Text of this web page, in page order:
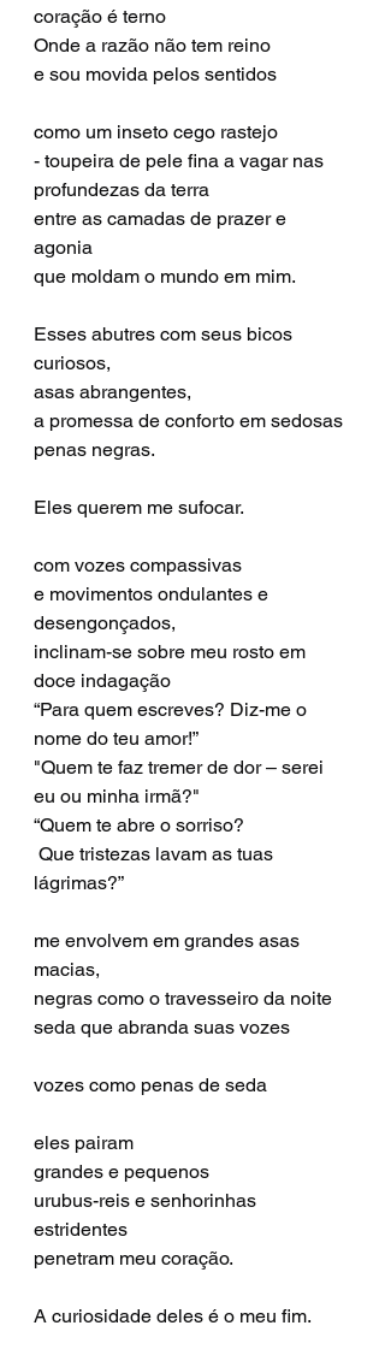
coração é terno
Onde a razão não tem reino
e sou movida pelos sentidos
como um inseto cego rastejo
- toupeira de pele fina a vagar nas
profundezas da terra
entre as camadas de prazer e
agonia
que moldam o mundo em mim.
Esses abutres com seus bicos
curiosos,
asas abrangentes,
a promessa de conforto em sedosas
penas negras.
Eles querem me sufocar.
com vozes compassivas
e movimentos ondulantes e
desengonçados,
inclinam-se sobre meu rosto em
doce indagação
“Para quem escreves? Diz-me o
nome do teu amor!”
"Quem te faz tremer de dor – serei
eu ou minha irmã?"
“Quem te abre o sorriso?
lágrimas?”
me envolvem em grandes asas
macias,
negras como o travesseiro da noite
seda que abranda suas vozes
vozes como penas de seda
eles pairam
grandes e pequenos
urubus-reis e senhorinhas
estridentes
penetram meu coração.
A curiosidade deles é o meu fim.